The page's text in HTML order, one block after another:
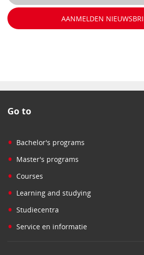
AANMELDEN
Go to
• Bachelor's programs
• Master's programs
• Courses
• Learning and studying
• Studiecentra
• Service en informatie